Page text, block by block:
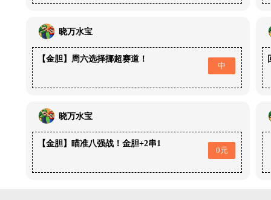
晓万水宝
【金胆】周六选择挪超赛道！
中
晓万水宝
【金胆】瞄准八强战！金胆+2串1
0元